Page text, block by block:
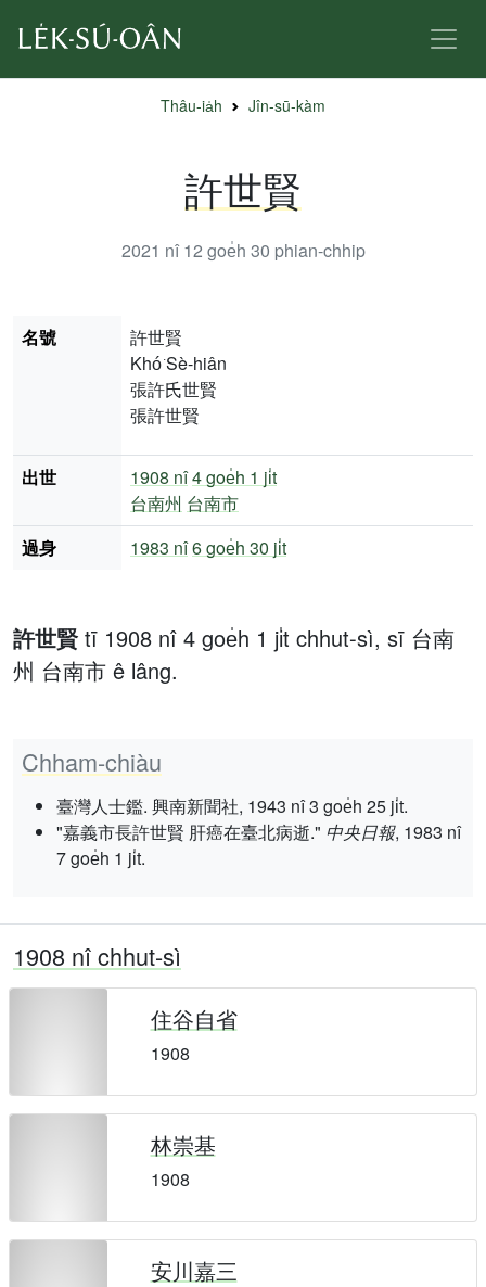
Thâu-ia̍h Jîn-sū-kàm
許世賢
2021 nî 12 goe̍h 30 phian-chhip
許世賢 tī 1908 nî 4 goe̍h 1 ji̍t chhut-sì, sī 台南
州 台南市 ê lâng.
Chham-chiàu
臺灣人士鑑. 興南新聞社, 1943 nî 3 goe̍h 25 ji̍t.
"嘉義市長許世賢 肝癌在臺北病逝." 中央日報, 1983 nî
7 goe̍h 1 ji̍t.
名號
許世賢
Khó͘ Sè-hiân
張許氏世賢
張許世賢
出世 1908 nî4 goe̍h 1 ji̍t
台南州 台南市
過身
1983 nî6 goe̍h 30 ji̍t
1908 nî chhut-sì
住谷自省
1908
林崇基
1908
安川嘉三